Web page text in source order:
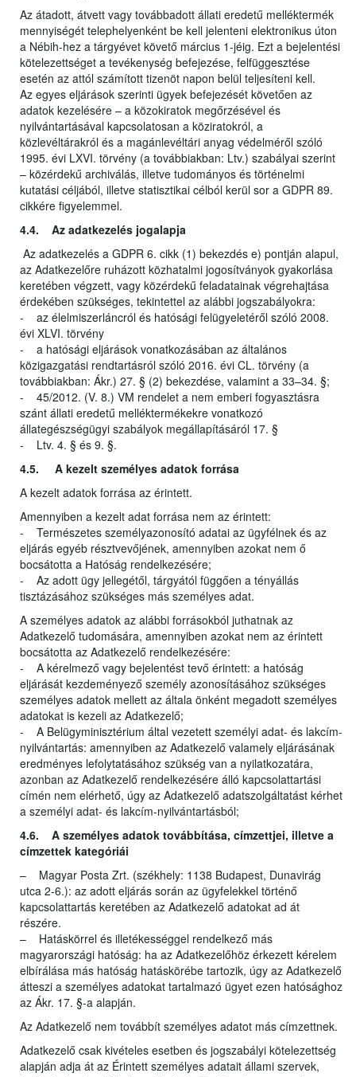
Az átadott, átvett vagy továbbadott állati eredetű melléktermék
mennyiségét telephelyenként be kell jelenteni elektronikus úton
a Nébih-hez a tárgyévet követő március 1-jéig. Ezt a bejelentési
kötelezettséget a tevékenység befejezése, felfüggesztése
esetén az attól számított tizenöt napon belül teljesíteni kell.
Az egyes eljárások szerinti ügyek befejezését követően az
adatok kezelésére – a közokiratok megőrzésével és
nyilvántartásával kapcsolatosan a köziratokról, a
közlevéltárakról és a magánlevéltári anyag védelméről szóló
1995. évi LXVI. törvény (a továbbiakban: Ltv.) szabályai szerint
– közérdekű archiválás, illetve tudományos és történelmi
kutatási céljából, illetve statisztikai célból kerül sor a GDPR 89.
cikkére figyelemmel.
4.4. Az adatkezelés jogalapja
Az adatkezelés a GDPR 6. cikk (1) bekezdés e) pontján alapul,
az Adatkezelőre ruházott közhatalmi jogosítványok gyakorlása
keretében végzett, vagy közérdekű feladatainak végrehajtása
érdekében szükséges, tekintettel az alábbi jogszabályokra:
- az élelmiszerláncról és hatósági felügyeletéről szóló 2008.
évi XLVI. törvény
- a hatósági eljárások vonatkozásában az általános
közigazgatási rendtartásról szóló 2016. évi CL. törvény (a
továbbiakban: Ákr.) 27. § (2) bekezdése, valamint a 33–34. §;
- 45/2012. (V. 8.) VM rendelet a nem emberi fogyasztásra
szánt állati eredetű melléktermékekre vonatkozó
állategészségügyi szabályok megállapításáról 17. §
- Ltv. 4. § és 9. §.
4.5. A kezelt személyes adatok forrása
A kezelt adatok forrása az érintett.
Amennyiben a kezelt adat forrása nem az érintett:
- Természetes személyazonosító adatai az ügyfélnek és az
eljárás egyéb résztvevőjének, amennyiben azokat nem ő
bocsátotta a Hatóság rendelkezésére;
- Az adott ügy jellegétől, tárgyától függően a tényállás
tisztázásához szükséges más személyes adat.
A személyes adatok az alábbi forrásokból juthatnak az
Adatkezelő tudomására, amennyiben azokat nem az érintett
bocsátotta az Adatkezelő rendelkezésére:
- A kérelmező vagy bejelentést tevő érintett: a hatóság
eljárását kezdeményező személy azonosításához szükséges
személyes adatok mellett az általa önként megadott személyes
adatokat is kezeli az Adatkezelő;
- A Belügyminisztérium által vezetett személyi adat- és lakcím-
nyilvántartás: amennyiben az Adatkezelő valamely eljárásának
eredményes lefolytatásához szükség van a nyilatkozatára,
azonban az Adatkezelő rendelkezésére álló kapcsolattartási
címén nem elérhető, úgy az Adatkezelő adatszolgáltatást kérhet
a személyi adat- és lakcím-nyilvántartásból;
4.6. A személyes adatok továbbítása, címzettjei, illetve a
címzettek kategóriái
– Magyar Posta Zrt. (székhely: 1138 Budapest, Dunavirág
utca 2-6.): az adott eljárás során az ügyfelekkel történő
kapcsolattartás keretében az Adatkezelő adatokat ad át
részére.
– Hatáskörrel és illetékességgel rendelkező más
magyarországi hatóság: ha az Adatkezelőhöz érkezett kérelem
elbírálása más hatóság hatáskörébe tartozik, úgy az Adatkezelő
átteszi a személyes adatokat tartalmazó ügyet ezen hatósághoz
az Ákr. 17. §-a alapján.
Az Adatkezelő nem továbbít személyes adatot más címzettnek.
Adatkezelő csak kivételes esetben és jogszabályi kötelezettség
alapján adja át az Érintett személyes adatait állami szervek,